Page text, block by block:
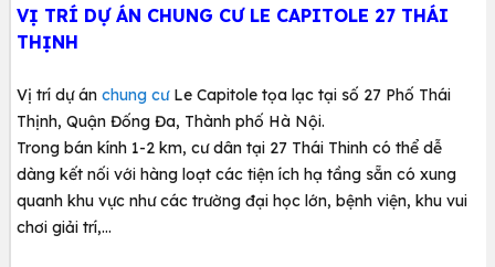
VỊ TRÍ DỰ ÁN CHUNG CƯ LE CAPITOLE 27 THÁI
THỊNH
Vị trí dự án chung cưLe Capitole tọa lạc tại số 27 Phố Thái
Thịnh, Quận Đống Đa, Thành phố Hà Nội.
Trong bán kính 1-2 km, cư dân tại 27 Thái Thinh có thể dễ
dàng kết nối với hàng loạt các tiện ích hạ tầng sẵn có xung
quanh khu vực như các trường đại học lớn, bệnh viện, khu vui
chơi giải trí,…